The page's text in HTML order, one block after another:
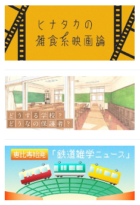
View this post